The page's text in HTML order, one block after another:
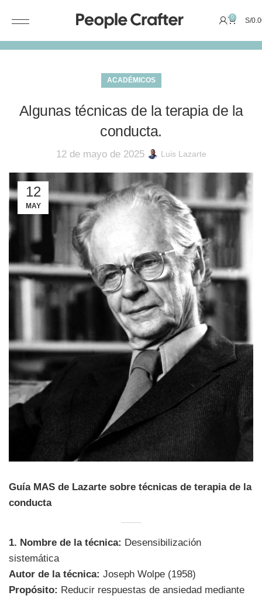
0 S/
ACADÉMICOS
Algunas técnicas de la terapia de la
conducta.
12 de mayo de 2025 Luis Lazarte
12
MAY
Guía MAS de Lazarte sobre técnicas de terapia de la
conducta
1. Nombre de la técnica: Desensibilización
sistemática
Autor de la técnica: Joseph Wolpe (1958)
Propósito: Reducir respuestas de ansiedad mediante